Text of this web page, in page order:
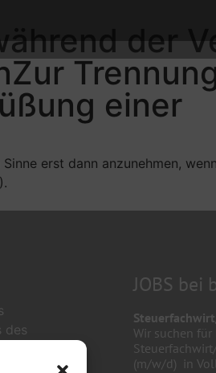
der
einer
erst dann anzunehmen,
des
JOBS bei
Wir suchen
(m/w/d) in